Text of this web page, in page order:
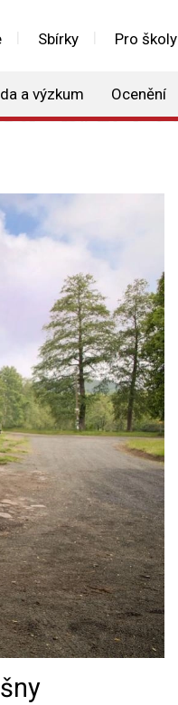
Sbírky Pro školy
a výzkum Ocenění